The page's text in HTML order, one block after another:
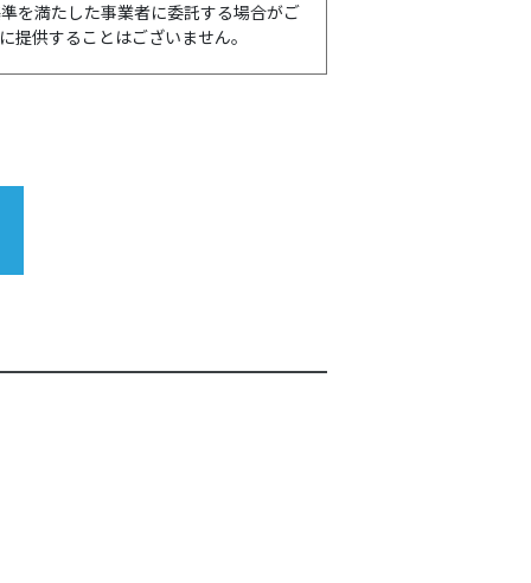
を満たした事業者に委託する場合がご
供することはございません。